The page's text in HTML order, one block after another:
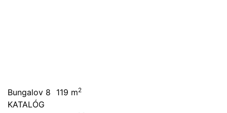
Bungalov 8 119 m2
KATALÓG